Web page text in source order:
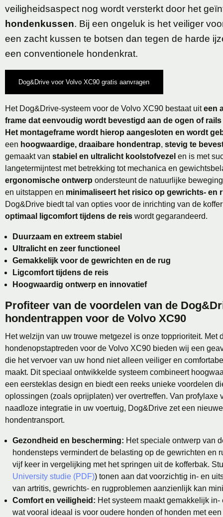
veiligheidsaspect nog wordt versterkt door het
hondenkussen. Bij een ongeluk is het veiliger
een zacht kussen te botsen dan tegen de harde
een conventionele hondenkrat.
Dog&Drive voor Volvo XC90 gratis aanvragen
Het Dog&Drive-systeem voor de Volvo XC90 bestaat uiteen
frame dat eenvoudig wordt bevestigd aan de ogen of
Het montageframe wordt hierop aangesloten en wordt
een hoogwaardige, draaibare hondentrap, stevig te
gemaakt van stabiel en ultralicht koolstofvezel en is met
langetermijntest met betrekking tot mechanica en
ergonomische ontwerp ondersteunt de natuurlijke
en uitstappen en minimaliseert het risico op gewrichts- en
Dog&Drive biedt tal van opties voor de inrichting van de
optimaal ligcomfort tijdens de reis wordt gegarandeerd.
Duurzaam en extreem stabiel
Ultralicht en zeer functioneel
Gemakkelijk voor de gewrichten en de rug
Ligcomfort tijdens de reis
Hoogwaardig ontwerp en innovatief
Profiteer van de voordelen van de
hondentrappen voor de Volvo XC90
Het welzijn van uw trouwe metgezel is onze topprioriteit. Met
hondenopstaptreden voor de Volvo XC90 bieden wij een
die het vervoer van uw hond niet alleen veiliger en
maakt. Dit speciaal ontwikkelde systeem combineert
een eersteklas design en biedt een reeks unieke voordelen
oplossingen (zoals oprijplaten) ver overtreffen. Van profylaxe
naadloze integratie in uw voertuig, Dog&Drive zet een
hondentransport.
Gezondheid en bescherming: Het speciale ontwerp van
hondensteps vermindert de belasting op de gewrichten en
vijf keer in vergelijking met het springen uit de kofferbak.
University studie (PDF)) tonen aan dat voorzichtig in- en
van artritis, gewrichts- en rugproblemen aanzienlijk kan
Comfort en veiligheid: Het systeem maakt gemakkelijk
wat vooral ideaal is voor oudere honden of honden met